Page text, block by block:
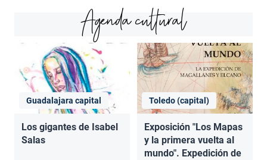
Agenda cultural
Guadalajara capital
Los gigantes de Isabel
Salas
Toledo (capital)
Exposición "Los Mapas
y la primera vuelta al
mundo". Expedición de